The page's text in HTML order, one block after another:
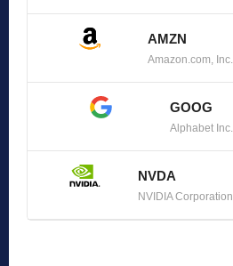
AMZN
Amazon.com, Inc.
GOOG
Alphabet Inc.
NVDA
NVIDIA Corporation